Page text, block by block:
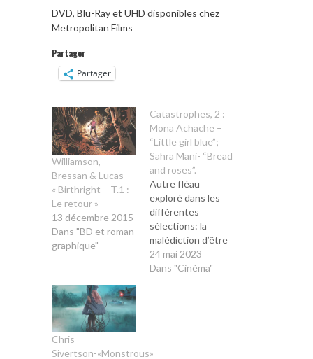
DVD, Blu-Ray et UHD disponibles chez
Metropolitan Films
Partager
Partager
Williamson,
Bressan & Lucas –
« Birthright – T.1 :
Le retour »
13 décembre 2015
Dans "BD et roman
graphique"
Catastrophes, 2 :
Mona Achache –
“Little girl blue”;
Sahra Mani- “Bread
and roses”.
Autre fléau
exploré dans les
différentes
sélections: la
malédiction d’être
femme. Dans Little
girl blue, Mona
Dans un geste
24 mai 2023
Dans "Cinéma"
Chris
Sivertson-«Monstrous»